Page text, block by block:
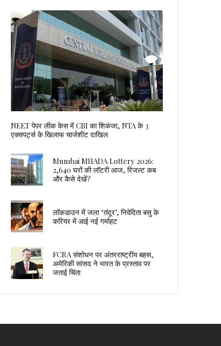
NEET पेपर लीक केस में CBI का शिकंजा, NTA के 3
एक्सपर्ट्स के खिलाफ चार्जशीट दाखिल
Mumbai MHADA Lottery 2026:
2,640 घरों की लॉटरी आज, रिजल्ट कब
और कैसे देखें?
लॉकडाउन में जला ‘तंदूर’, निवेदिता बसु के
करियर में आई नई गर्माहट
FCRA संशोधन पर अंतरराष्ट्रीय बहस,
अमेरिकी सांसद ने भारत के प्रस्ताव पर
जताई चिंता